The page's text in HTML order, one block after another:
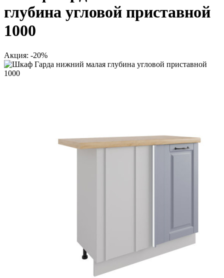
глубина угловой приставной
1000
Акция: -20%